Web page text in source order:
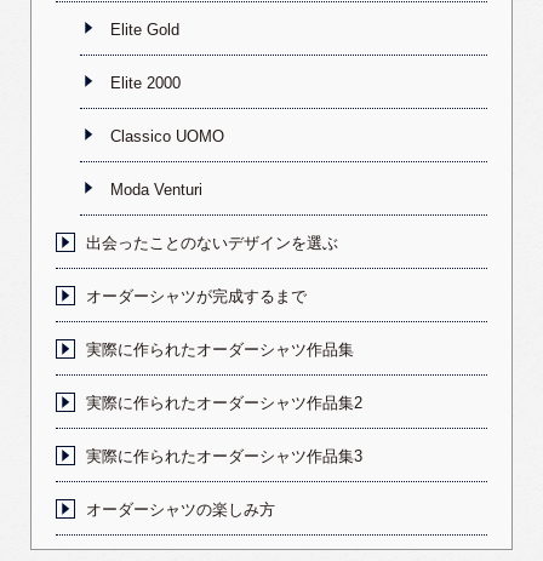
Elite Gold
Elite 2000
Classico UOMO
Moda Venturi
出会ったことのないデザインを選ぶ
オーダーシャツが完成するまで
実際に作られたオーダーシャツ作品集
実際に作られたオーダーシャツ作品集2
実際に作られたオーダーシャツ作品集3
オーダーシャツの楽しみ方